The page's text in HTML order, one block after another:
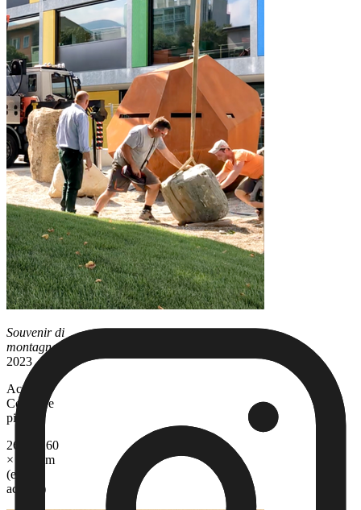
Souvenir di
montagna,
2023
Acciaio
CorTen e
pietra
260 × 260
× 260 cm
(el. in
acciaio)